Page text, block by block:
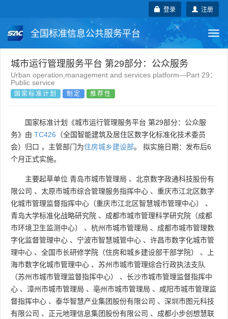
注册
登录
全国标准信息公共服务平台
国家标准 行业标准 地方标准
团体标准
城市运行管理服务平台 第29部分：公众服务
Urban operation,management and services platform—Part 29：
Public service
国家标准计划 制定 推荐性
国家标准计划《城市运行管理服务平台 第29部分：公众服
务》由 TC426 （全国智能建筑及居住区数字化标准化技术委员
会）归口 ，主管部门为住房城乡建设部。 拟实施日期：发布后6
个月正式实施。
主要起草单位 青岛市城市管理局 、 北京数字政通科技股份有
限公司 、 太原市城市综合管理服务指挥中心 、 重庆市江北区数字
化城市管理监督指挥中心（重庆市江北区智慧城市管理中心）
、
青岛大学标准化战略研究院 、 成都市城市管理科学研究院（成都
市环境卫生监测中心）
、 杭州市城市管理局 、 成都市城市管理数
字化监督管理中心 、 宁波市智慧城管中心 、 许昌市数字化城市管
理中心 、 全国市长研修学院（住房和城乡建设部干部学院） 、
上
海市数字化城市管理中心 、 苏州市城市管理综合行政执法支队
（苏州市城市管理监督指挥中心）
、 长沙市城市管理监督指挥中
心 、 漳州市城市管理局 、 亳州市城市管理局 、 咸阳市城市管理监
督指挥中心 、 泰华智慧产业集团股份有限公司 、 深圳市图元科技
有限公司 、 正元地理信息集团股份有限公司 、 成都小步创想慧联